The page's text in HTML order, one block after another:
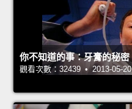
你不知道的事：牙膏的秘密
觀看次數：32439 • 2013-05-20